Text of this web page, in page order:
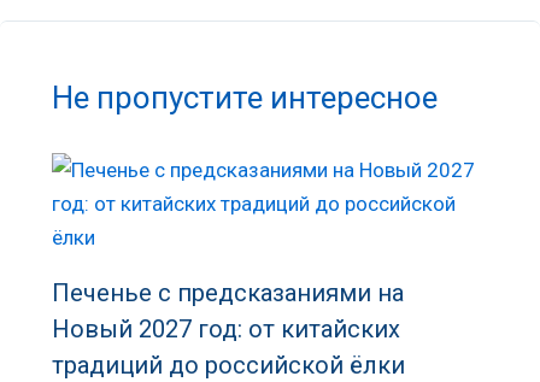
Не пропустите интересное
Печенье с предсказаниями на
Новый 2027 год: от китайских
традиций до российской ёлки